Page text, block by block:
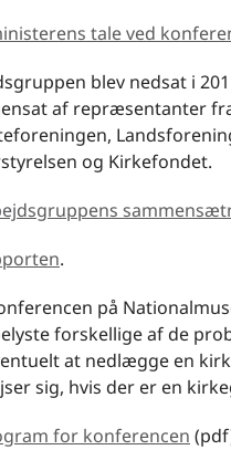
tale ved
blev nedsat i
af repræsentanter
og Kirkefondet.
.
på
forskellige af de
at nedlægge en
sig, hvis der er en
for konferencen